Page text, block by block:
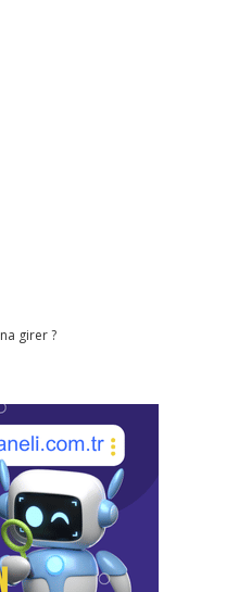
girer ?